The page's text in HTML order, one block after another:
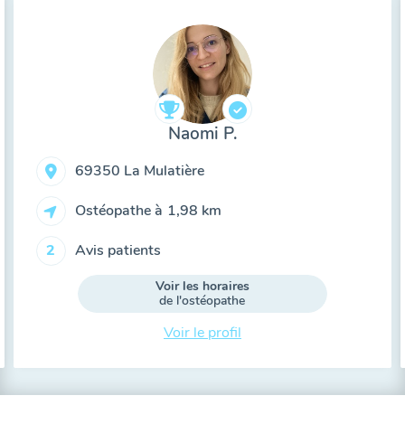
Naomi P.
69350 La Mulatière
Ostéopathe à 1,98 km
2 Avis patients
Voir les horaires
de l'ostéopathe
Voir le profil